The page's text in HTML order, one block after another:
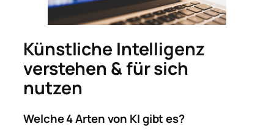
Künstliche Intelligenz
verstehen & für sich
nutzen
Welche 4 Arten von KI gibt es?